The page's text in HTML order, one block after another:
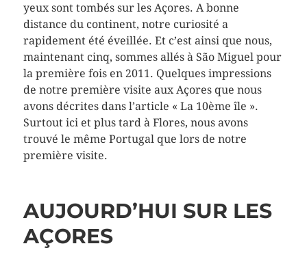
yeux sont tombés sur les Açores. A bonne
distance du continent, notre curiosité a
rapidement été éveillée. Et c’est ainsi que nous,
maintenant cinq, sommes allés à São Miguel pour
la première fois en 2011. Quelques impressions
de notre première visite aux Açores que nous
avons décrites dans l’article « La 10ème île ».
Surtout ici et plus tard à Flores, nous avons
trouvé le même Portugal que lors de notre
première visite.
AUJOURD’HUI SUR LES
AÇORES